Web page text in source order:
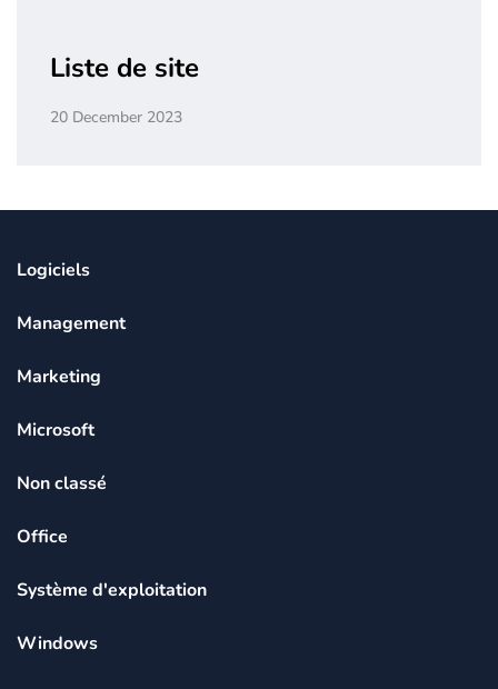
Liste de site
20 December 2023
Logiciels
Management
Marketing
Microsoft
Non classé
Office
Système d'exploitation
Windows